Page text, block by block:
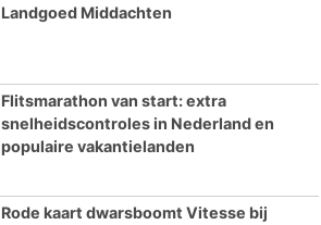
Landgoed Middachten
Flitsmarathon van start: extra
snelheidscontroles in Nederland en
populaire vakantielanden
Rode kaart dwarsboomt Vitesse bij